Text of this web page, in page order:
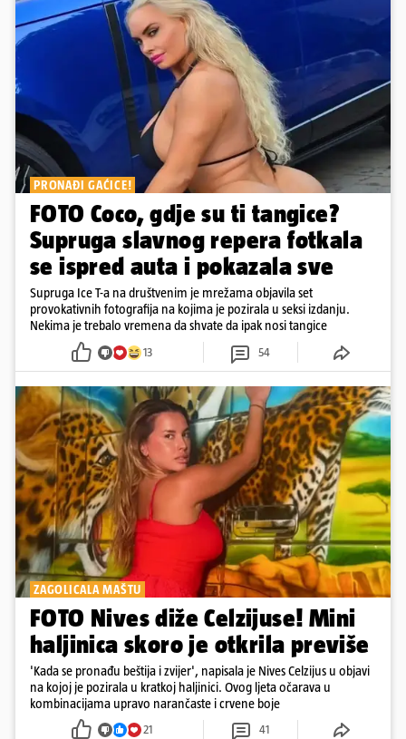
PRONAĐI GAĆICE!
FOTO Coco, gdje su ti tangice?
Supruga slavnog repera fotkala
se ispred auta i pokazala sve
Supruga Ice T-a na društvenim je mrežama objavila set
provokativnih fotografija na kojima je pozirala u seksi izdanju.
Nekima je trebalo vremena da shvate da ipak nosi tangice
13 54
ZAGOLICALA MAŠTU
FOTO Nives diže Celzijuse! Mini
haljinica skoro je otkrila previše
'Kada se pronađu beštija i zvijer', napisala je Nives Celzijus u objavi
na kojoj je pozirala u kratkoj haljinici. Ovog ljeta očarava u
kombinacijama upravo narančaste i crvene boje
21 41